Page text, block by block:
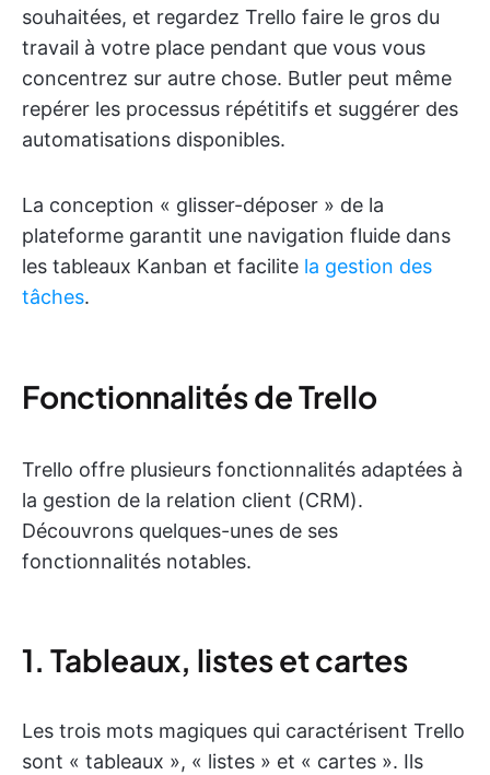
souhaitées, et regardez Trello faire le gros du
travail à votre place pendant que vous vous
concentrez sur autre chose. Butler peut même
repérer les processus répétitifs et suggérer des
automatisations disponibles.
La conception « glisser-déposer » de la
plateforme garantit une navigation fluide dans
les tableaux Kanban et facilite la gestion des
tâches.
Fonctionnalités de Trello
Trello offre plusieurs fonctionnalités adaptées à
la gestion de la relation client (CRM).
Découvrons quelques-unes de ses
fonctionnalités notables.
1. Tableaux, listes et cartes
Les trois mots magiques qui caractérisent Trello
sont « tableaux », « listes » et « cartes ». Ils